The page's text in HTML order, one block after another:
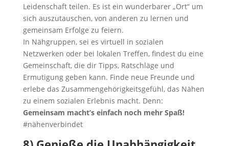
Leidenschaft teilen. Es ist ein wunderbarer „Ort“ um
sich auszutauschen, von anderen zu lernen und
gemeinsam Erfolge zu feiern.
In Nähgruppen, sei es virtuell in sozialen
Netzwerken oder bei lokalen Treffen, findest du eine
Gemeinschaft, die dir Tipps, Ratschläge und
Ermutigung geben kann. Finde neue Freunde und
erlebe das Zusammengehörigkeitsgefühl, das Nähen
zu einem sozialen Erlebnis macht. Denn:
Gemeinsam macht’s einfach noch mehr Spaß!
#nähenverbindet